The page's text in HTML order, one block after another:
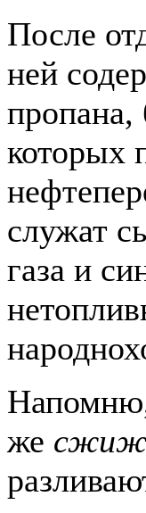
После
ней
пропана,
которых
служат
газа и
же